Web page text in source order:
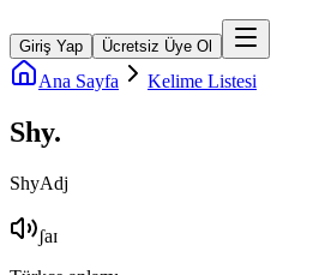
Giriş Yap Ücretsiz Üye Ol
Ana Sayfa Kelime Listesi
Shy.
ShyAdj
ʃaɪ